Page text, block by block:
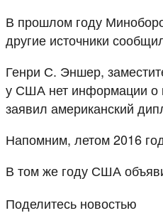
В прошлом году
другие источники
Генри С. Эншер,
у США нет информации о
заявил американский
Напомним, летом 2016
В том же году США
Поделитесь новостью